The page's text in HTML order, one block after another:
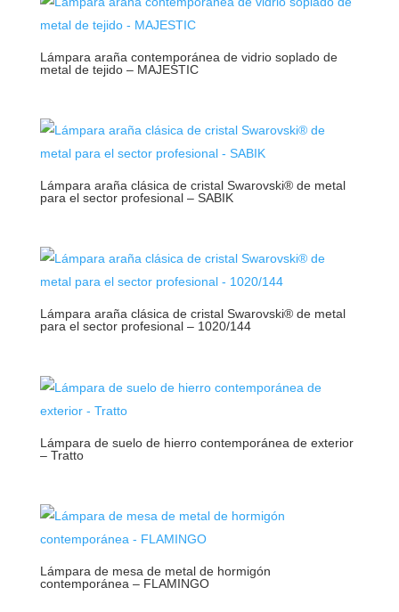
Lámpara araña contemporánea de vidrio soplado de
metal de tejido – MAJESTIC
Lámpara araña clásica de cristal Swarovski® de metal
para el sector profesional – SABIK
Lámpara araña clásica de cristal Swarovski® de metal
para el sector profesional – 1020/144
Lámpara de suelo de hierro contemporánea de exterior
– Tratto
Lámpara de mesa de metal de hormigón
contemporánea – FLAMINGO